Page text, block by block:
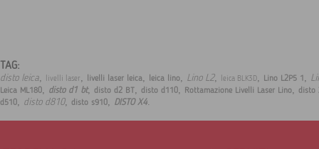
TAG:
disto leica, livelli laser, livelli laser leica, leica lino, Lino L2, leica BLK3D, Lino L2P5 1 ,
Leica ML180, disto d1 bt, disto d2 BT, disto d110, Rottamazione Livelli Laser Lino, disto
d510, disto d810, disto s910, DISTO X4.